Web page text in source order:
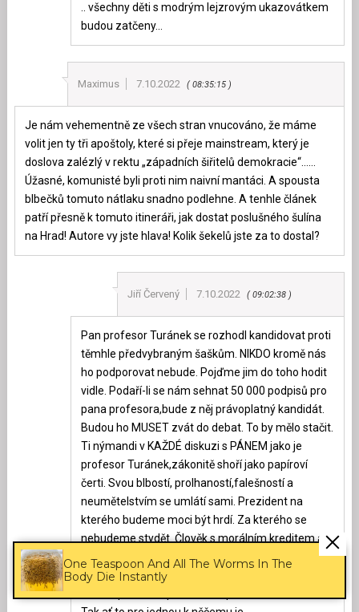
.. všechny děti s modrým lejzrovým ukazovátkem
budou zatčeny…
Maximus 7.10.2022 08:35:15
Je nám vehementně ze všech stran vnucováno, že máme
volit jen ty tři apoštoly, které si přeje mainstream, který je
doslova zalézlý v rektu „západních šiřitelů demokracie“……
Úžasné, komunisté byli proti nim naivní mantáci. A spousta
blbečků tomuto nátlaku snadno podlehne. A tenhle článek
patří přesně k tomuto itineráři, jak dostat poslušného šulína
na Hrad! Autore vy jste hlava! Kolik šekelů jste za to dostal?
Jiří Červený 7.10.2022 09:02:38
Pan profesor Turánek se rozhodl kandidovat proti
těmhle předvybraným šaškům. NIKDO kromě nás
ho podporovat nebude. Pojďme jim do toho hodit
vidle. Podaří-li se nám sehnat 50 000 podpisů pro
pana profesora,bude z něj právoplatný kandidát.
Budou ho MUSET zvát do debat. To by mělo stačit.
Ti nýmandi v KAŽDÉ diskuzi s PÁNEM jako je
profesor Turánek,zákonitě shoří jako papíroví
čerti. Svou blbostí, prolhaností,falešností a
neumětelstvím se umlátí sami. Prezident na
kterého budeme moci být hrdí. Za kterého se
nebudeme stydět. Člověk s morálním kreditem a
kusem obrovské a poctivé práce za sebou.
Podpisové archy jsou ke stažení na netu. Stejně
One Teaspoon And All The Worms In The
Body Die Instantly